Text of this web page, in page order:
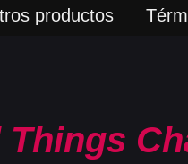
productos